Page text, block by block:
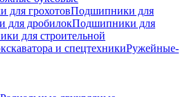
для грохотовПодшипники для
для дробилокПодшипники для
для строительной
и спецтехникиРужейные-